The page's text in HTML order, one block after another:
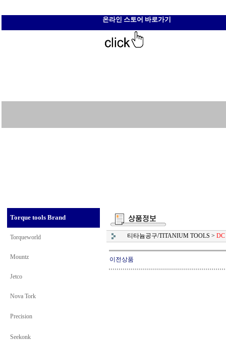
온라인 스토어 바로가기
Torque tools Brand
Torqueworld
Mountz
Jetco
Nova Tork
Precision
Seekonk
티타늄공구/TITANIUM TOOLS > DC
이전상품